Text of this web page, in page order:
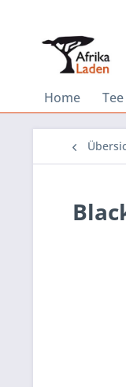
Home Tee